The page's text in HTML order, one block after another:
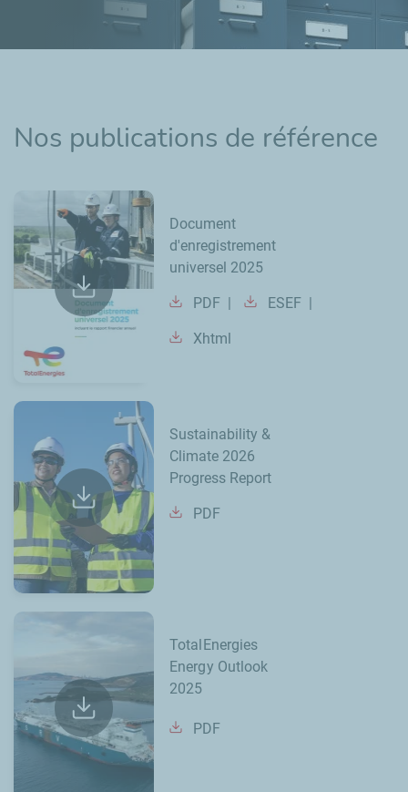
Nos publications de référence
Document
d'enregistrement
universel 2025
PDF ESEF
Xhtml
Sustainability &
Climate 2026
Progress Report
PDF
TotalEnergies
Energy Outlook
2025
PDF